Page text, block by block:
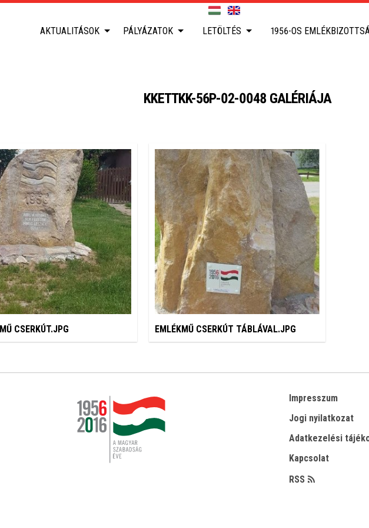
AKTUALITÁSOK PÁLYÁZATOK LETÖLTÉS 1956-OS
KKETTKK-56P-02-0048 GALÉRIÁJA
CSERKÚT.JPG EMLÉKMŰ CSERKÚT TÁBLÁVAL.JPG
Impresszum
Jogi nyilatkozat
Adatkezelési
Kapcsolat
RSS